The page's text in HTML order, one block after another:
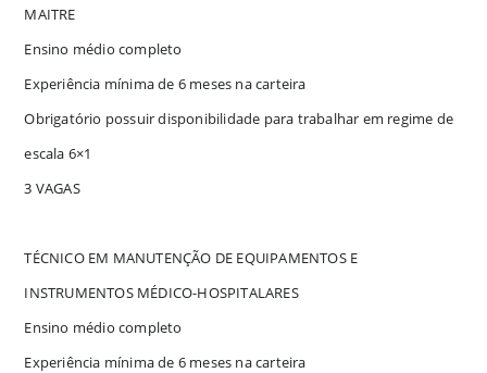
MAITRE
Ensino médio completo
Experiência mínima de 6 meses na carteira
Obrigatório possuir disponibilidade para trabalhar em regime de
escala 6×1
3 VAGAS
TÉCNICO EM MANUTENÇÃO DE EQUIPAMENTOS E
INSTRUMENTOS MÉDICO-HOSPITALARES
Ensino médio completo
Experiência mínima de 6 meses na carteira